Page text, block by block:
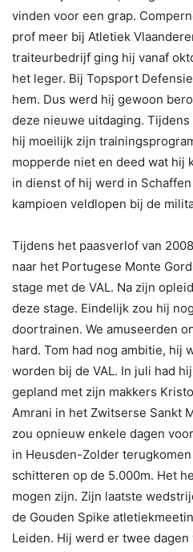
vinden voor een grap.
prof meer bij Atletiek
traiteurbedrijf ging hij vanaf
het leger. Bij Topsport
hem. Dus werd hij gewoon
deze nieuwe uitdaging.
hij moeilijk zijn
mopperde niet en deed wat hij
in dienst of hij werd in
kampioen veldlopen bij de
Tijdens het paasverlof van
naar het Portugese Monte
stage met de VAL. Na zijn
deze stage. Eindelijk zou hij
doortrainen. We amuseerden
hard. Tom had nog ambitie, hij
worden bij de VAL. In juli had
gepland met zijn makkers
Amrani in het Zwitserse Sankt
zou opnieuw enkele dagen
in Heusden-Zolder
schitteren op de 5.000m. Het
mogen zijn. Zijn laatste
de Gouden Spike
Leiden. Hij werd er twee